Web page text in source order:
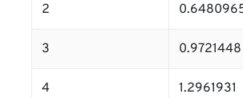
2
3 0.9721448
4 1.2961931